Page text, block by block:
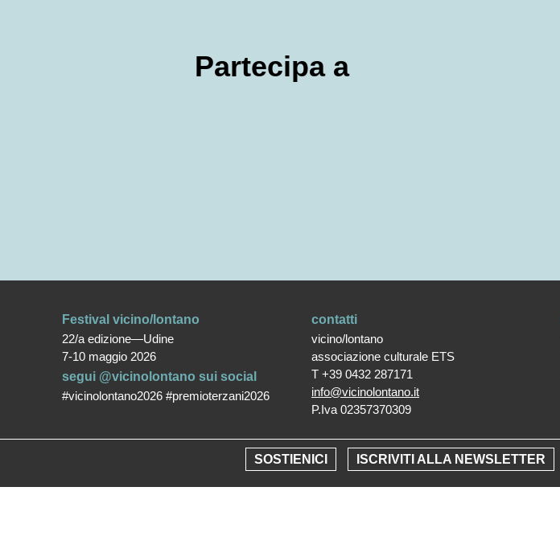
Partecipa a
SOSTIENICI ISCRIVITI ALLA NEWSLETTER
Festival vicino/lontano
22/a edizione—Udine
7-10 maggio 2026
segui @vicinolontano sui social
#vicinolontano2026 #premioterzani2026
contatti
vicino/lontano
associazione culturale ETS
T +39 0432 287171
info@vicinolontano.it
P.Iva 02357370309
Informativa cookie